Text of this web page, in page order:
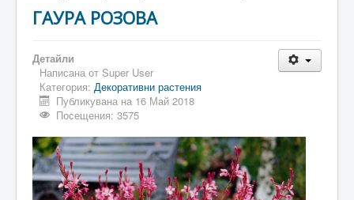
ГАУРА РОЗОВА
Детайли
Написана от Super User
Категория: Декоративни растения
Публикувана на 16 Май 2018
Посещения: 3575